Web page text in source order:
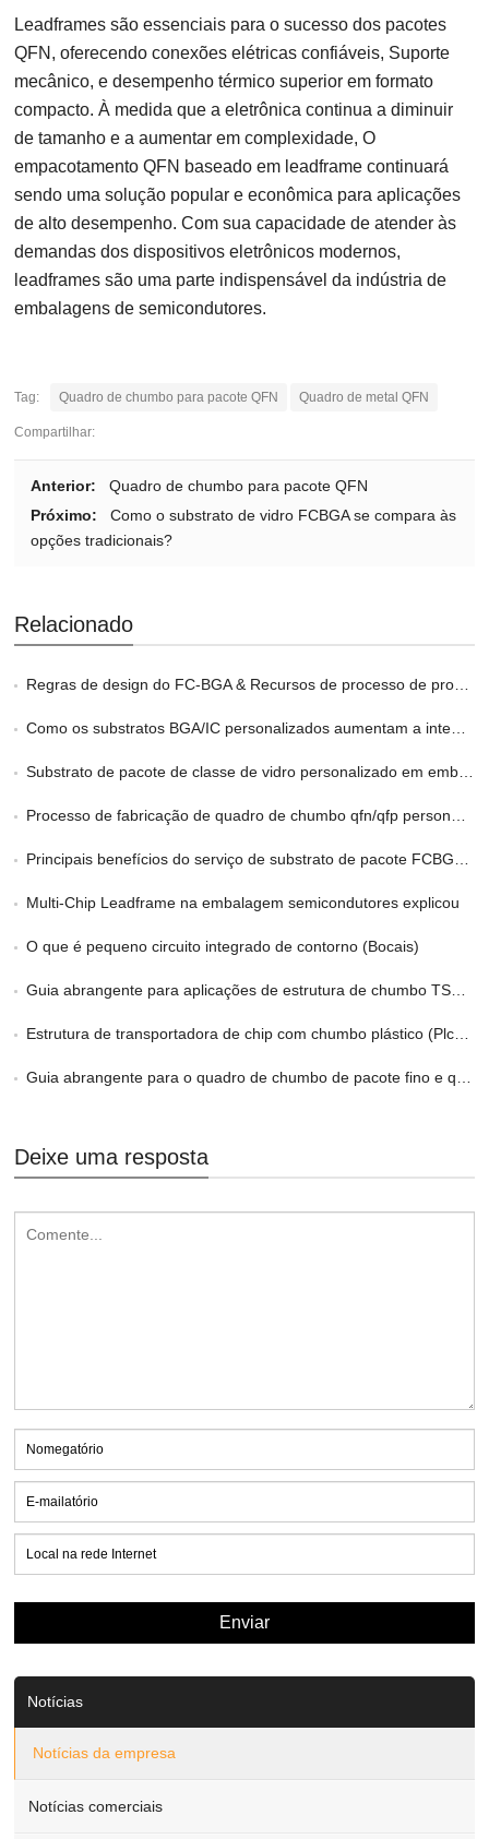
Leadframes são essenciais para o sucesso dos pacotes
QFN, oferecendo conexões elétricas confiáveis, Suporte
mecânico, e desempenho térmico superior em formato
compacto. À medida que a eletrônica continua a diminuir
de tamanho e a aumentar em complexidade, O
empacotamento QFN baseado em leadframe continuará
sendo uma solução popular e econômica para aplicações
de alto desempenho. Com sua capacidade de atender às
demandas dos dispositivos eletrônicos modernos,
leadframes são uma parte indispensável da indústria de
embalagens de semicondutores.
Tag: Quadro de chumbo para pacote QFN Quadro de metal QFN
Compartilhar:
Anterior:
Quadro de chumbo para pacote QFN
Próximo:
Como o substrato de vidro FCBGA se compara às
opções tradicionais?
Relacionado
Regras de design do FC-BGA & Recursos de processo de produção
Como os substratos BGA/IC personalizados aumentam a integridade do sinal
Substrato de pacote de classe de vidro personalizado em embalagens 2.5D e 3D
Processo de fabricação de quadro de chumbo qfn/qfp personalizado
Principais benefícios do serviço de substrato de pacote FCBGA personalizado no HPC
Multi-Chip Leadframe na embalagem semicondutores explicou
O que é pequeno circuito integrado de contorno (Bocais)
Guia abrangente para aplicações de estrutura de chumbo TSOP/LOC
Estrutura de transportadora de chip com chumbo plástico (Plcc) Quadro de chumbo
Guia abrangente para o quadro de chumbo de pacote fino e quadro
Deixe uma resposta
Notícias
Notícias da empresa
Notícias comerciais